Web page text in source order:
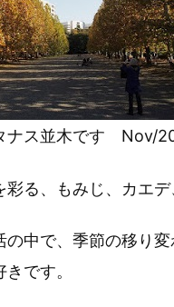
ナス並木です Nov/
る、もみじ、カエ
の中で、季節の移り
です。